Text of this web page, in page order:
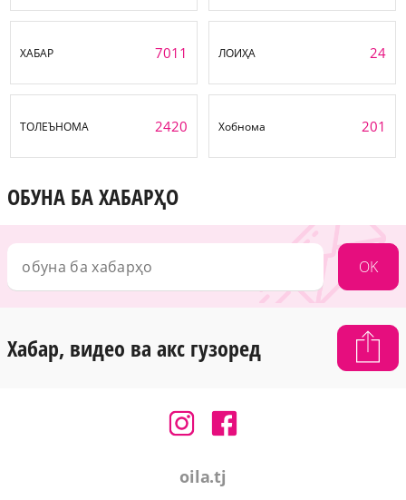
ХАБАР 7011 ЛОИҲА 24
ТОЛЕЪНОМА 2420 Хобнома 201
ОБУНА БА ХАБАРҲО
OK
Хабар, видео ва акс гузоред
oila.tj